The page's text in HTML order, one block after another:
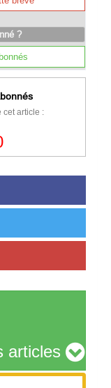
?
cet article :
articles